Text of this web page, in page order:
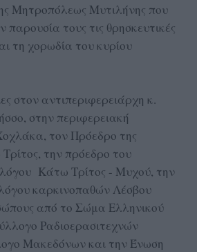
Μητροπόλεως Μυτιλήνης που
τους τις θρησκευτικές
τη χορωδία του κυρίου
στον αντιπεριφερειάρχη κ.
στην περιφερειακή
τον Πρόεδρο της
την πρόεδρο του
Κάτω Τρίτος - Μυχού, την
καρκινοπαθών Λέσβου
από το Σώμα Ελληνικού
Ραδιοερασιτεχνών
Μακεδόνων και την Ένωση